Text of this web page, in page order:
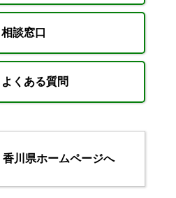
相談窓口
よくある質問
香川県ホームページへ